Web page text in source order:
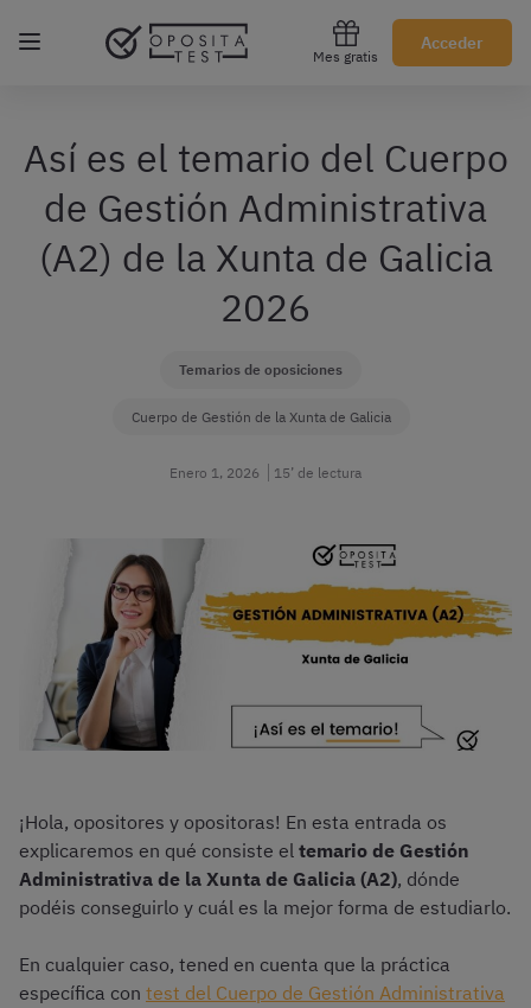
Mes gratis
Acceder
Regístrate gratis
Así es el temario del Cuerpo
de Gestión Administrativa
(A2) de la Xunta de Galicia
2026
Temarios de oposiciones
Cuerpo de Gestión de la Xunta de Galicia
Enero 1, 2026 15’ de lectura
¡Hola, opositores y opositoras! En esta entrada os
explicaremos en qué consiste el temario de Gestión
Administrativa de la Xunta de Galicia (A2), dónde
podéis conseguirlo y cuál es la mejor forma de estudiarlo.
En cualquier caso, tened en cuenta que la práctica
específica con test del Cuerpo de Gestión Administrativa